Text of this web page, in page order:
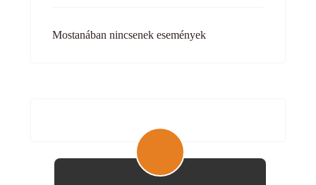
Mostanában nincsenek események